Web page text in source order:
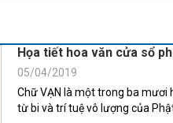
Họa tiết hoa văn cửa sổ
05/04/2019
Chữ VẠN là một trong ba mươi
từ bi và trí tuệ vô lượng của